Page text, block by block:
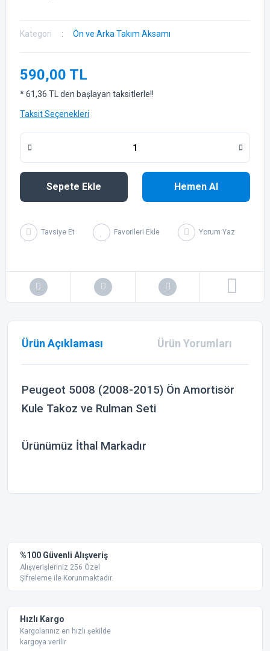
Kategori Ön ve Arka Takım Aksamı
590,00 TL
* 61,36 TL den başlayan taksitlerle!!
Taksit Seçenekleri
Sepete Ekle Hemen Al
Tavsiye Et Yorum Yaz
Ürün Açıklaması Ürün Yorumları
Peugeot 5008 (2008-2015) Ön Amortisör
Kule Takoz ve Rulman Seti
Ürünümüz İthal Markadır
Ürün resmi kalitesiz, bozuk veya görüntülenemiyor.
Ürün açıklamasında eksik bilgiler bulunuyor.
Bu ürüne benzer farklı alternatifler olmalı.
%100 Güvenli Alışveriş
Alışverişleriniz 256 Özel
Şifreleme ile Korunmaktadır.
Hızlı Kargo
Kargolarınız en hızlı şekilde
kargoya verilir